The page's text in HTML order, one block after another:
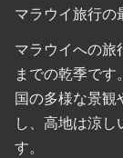
マラウイ旅行の
マラウイへの旅
までの乾季です
国の多様な景観
し、高地は涼
す。